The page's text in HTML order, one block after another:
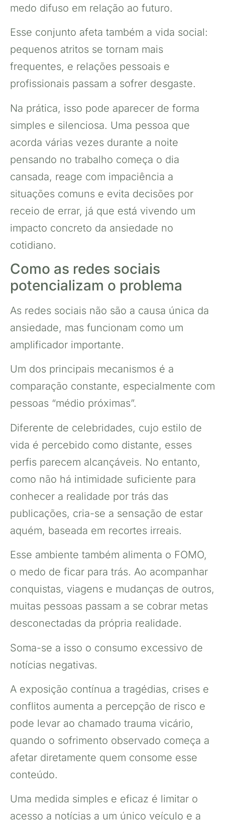
medo difuso em relação ao futuro.
Esse conjunto afeta também a vida social:
pequenos atritos se tornam mais
frequentes, e relações pessoais e
profissionais passam a sofrer desgaste.
Na prática, isso pode aparecer de forma
simples e silenciosa. Uma pessoa que
acorda várias vezes durante a noite
pensando no trabalho começa o dia
cansada, reage com impaciência a
situações comuns e evita decisões por
receio de errar, já que está vivendo um
impacto concreto da ansiedade no
cotidiano.
Como as redes sociais
potencializam o problema
As redes sociais não são a causa única da
ansiedade, mas funcionam como um
amplificador importante.
Um dos principais mecanismos é a
comparação constante, especialmente com
pessoas “médio próximas”.
Diferente de celebridades, cujo estilo de
vida é percebido como distante, esses
perfis parecem alcançáveis. No entanto,
como não há intimidade suficiente para
conhecer a realidade por trás das
publicações, cria-se a sensação de estar
aquém, baseada em recortes irreais.
Esse ambiente também alimenta o FOMO,
o medo de ficar para trás. Ao acompanhar
conquistas, viagens e mudanças de outros,
muitas pessoas passam a se cobrar metas
desconectadas da própria realidade.
Soma-se a isso o consumo excessivo de
notícias negativas.
A exposição contínua a tragédias, crises e
conflitos aumenta a percepção de risco e
pode levar ao chamado trauma vicário,
quando o sofrimento observado começa a
afetar diretamente quem consome esse
conteúdo.
Uma medida simples e eficaz é limitar o
acesso a notícias a um único veículo e a